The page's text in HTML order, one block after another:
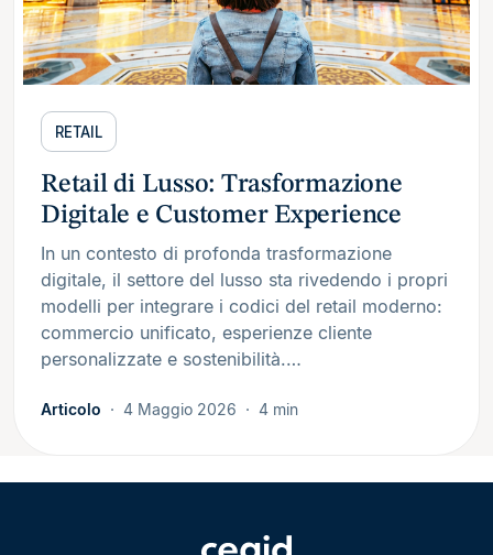
RETAIL
Retail di Lusso: Trasformazione
Digitale e Customer Experience
In un contesto di profonda trasformazione
digitale, il settore del lusso sta rivedendo i propri
modelli per integrare i codici del retail moderno:
commercio unificato, esperienze cliente
personalizzate e sostenibilità.…
Articolo 4 Maggio 2026 4 min